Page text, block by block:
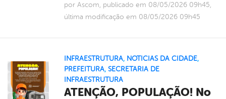
por Ascom, publicado em 08/05/2026 09h45,
última modificação em 08/05/2026 09h45
INFRAESTRUTURA, NOTICIAS DA CIDADE,
PREFEITURA, SECRETARIA DE
INFRAESTRUTURA
ATENÇÃO, POPULAÇÃO! No